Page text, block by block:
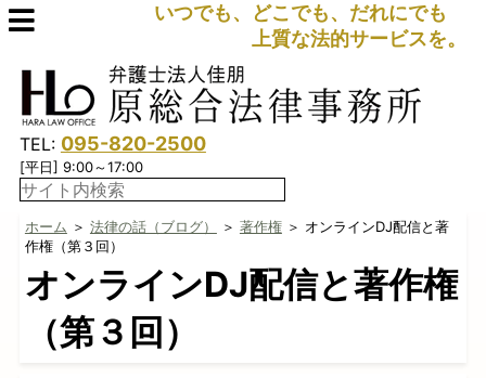
いつでも、どこでも、だれにでも
上質な法的サービスを。
TEL: 095-820-2500
[平日] 9:00～17:00
ホーム ＞ 法律の話（ブログ） ＞ 著作権＞ オンラインDJ配信と著
作権（第３回）
オンラインDJ配信と著作権
（第３回）